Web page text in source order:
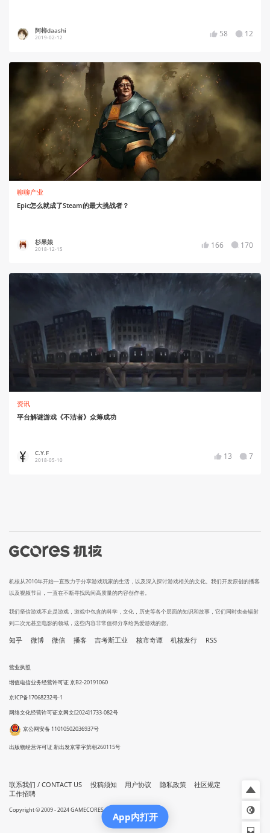
阿柿daashi
2019-02-12 58 12
聊聊产业
Epic怎么就成了Steam的最大挑战者？
杉果娘
2018-12-15 166 170
资讯
平台解谜游戏《不洁者》众筹成功
C.Y.F
2018-05-10 13 7
机核从2010年开始一直致力于分享游戏玩家的生活，以及深入探讨游戏相关的文化。我们开发原创的播客
以及视频节目，一直在不断寻找民间高质量的内容创作者。
我们坚信游戏不止是游戏，游戏中包含的科学，文化，历史等各个层面的知识和故事，它们同时也会辐射
到二次元甚至电影的领域，这些内容非常值得分享给热爱游戏的您。
知乎 微博 微信 播客 吉考斯工业 核市奇谭 机核发行 RSS
营业执照
增值电信业务经营许可证 京B2-20191060
京ICP备17068232号-1
网络文化经营许可证京网文[2024]1733-082号
京公网安备 11010502036937号
出版物经营许可证 新出发京零字第朝260115号
联系我们 / CONTACT US 投稿须知 用户协议 隐私政策
社区规定
工作招聘
Copyright © 2009 - 2024 GAMECORES. All Rights Reserved
App内打开